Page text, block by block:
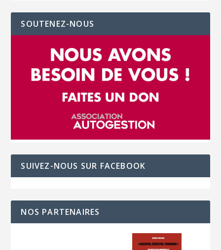
SOUTENEZ-NOUS
SUIVEZ-NOUS SUR FACEBOOK
NOS PARTENAIRES